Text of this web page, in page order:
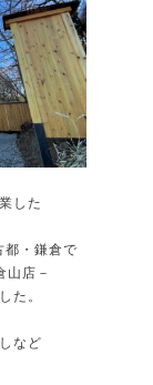
した
都・鎌倉で
山店－
た。
など